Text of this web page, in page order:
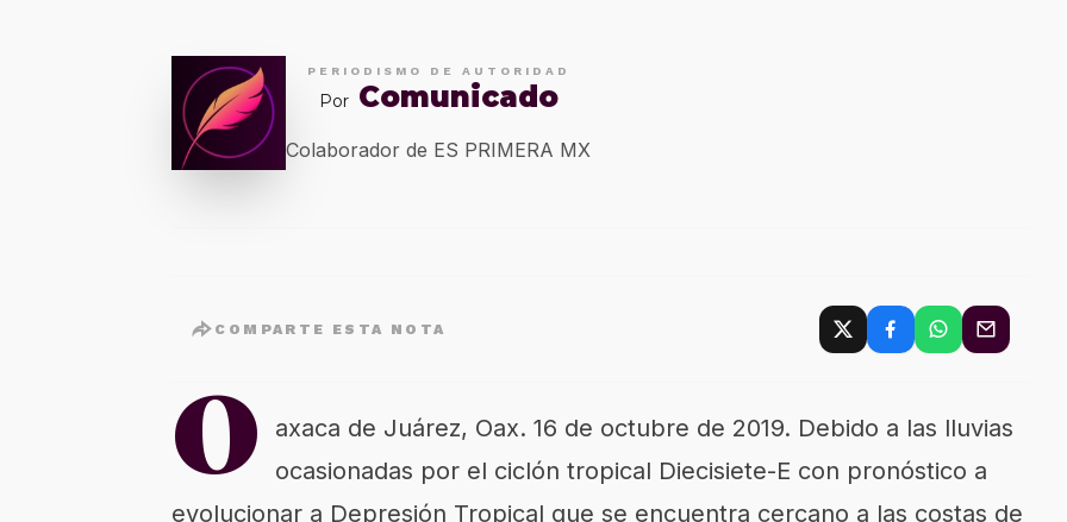
PERIODISMO DE AUTORIDAD
Por Comunicado
Colaborador de ES PRIMERA MX
COMPARTE ESTA NOTA
O
axaca de Juárez, Oax. 16 de octubre de 2019. Debido a las lluvias
ocasionadas por el ciclón tropical Diecisiete-E con pronóstico a
evolucionar a Depresión Tropical que se encuentra cercano a las costas de